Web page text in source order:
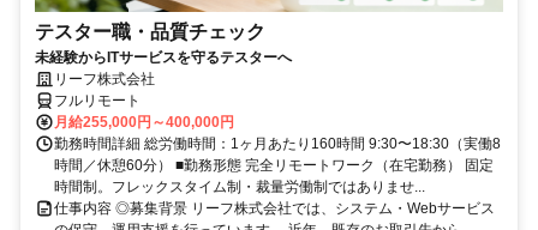
テスター職・品質チェック
未経験からITサービスを守るテスターへ
リーフ株式会社
フルリモート
月給255,000円～400,000円
勤務時間詳細 総労働時間：1ヶ月あたり160時間 9:30〜18:30（実働8
時間／休憩60分） ■勤務形態 完全リモートワーク（在宅勤務） 固定
時間制。フレックスタイム制・裁量労働制ではありませ...
仕事内容 ◎募集背景 リーフ株式会社では、システム・Webサービス